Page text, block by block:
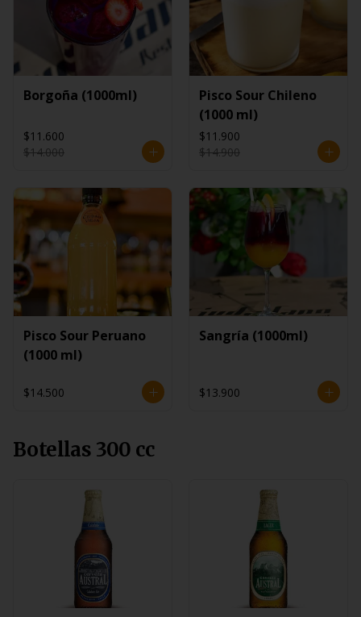
Borgoña (1000ml)
$11.600
$14.000
Pisco Sour Chileno
(1000 ml)
$11.900
$14.900
Pisco Sour Peruano
(1000 ml)
$14.500
Sangría (1000ml)
$13.900
Botellas 300 cc